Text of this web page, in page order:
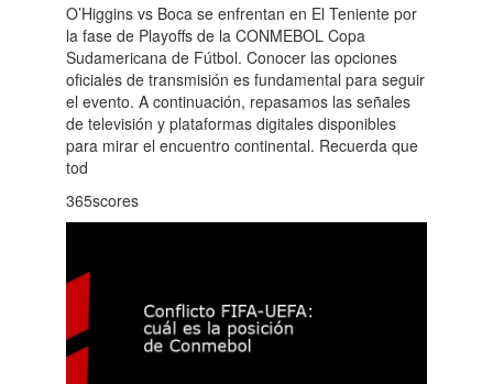
O’Higgins vs Boca se enfrentan en El Teniente por
la fase de Playoffs de la CONMEBOL Copa
Sudamericana de Fútbol. Conocer las opciones
oficiales de transmisión es fundamental para seguir
el evento. A continuación, repasamos las señales
de televisión y plataformas digitales disponibles
para mirar el encuentro continental. Recuerda que
tod
365scores